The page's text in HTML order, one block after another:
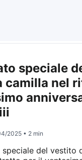
speciale
camilla nel
2025 • 2 min